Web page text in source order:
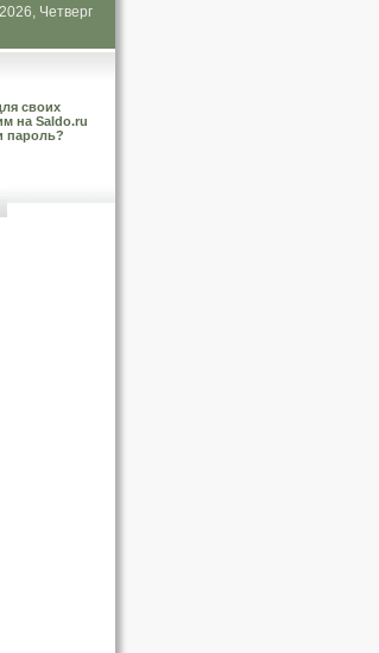
Четверг
своих
на Saldo.ru
пароль?